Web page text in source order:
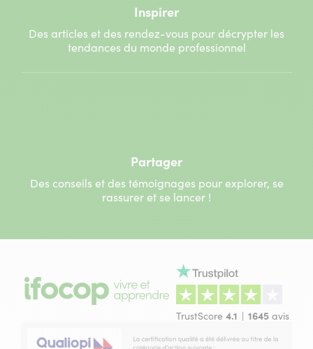
Inspirer
Des articles et des rendez-vous pour décrypter les
tendances du monde professionnel
Partager
Des conseils et des témoignages pour explorer, se
rassurer et se lancer !
TrustScore 4.1 1645 avis